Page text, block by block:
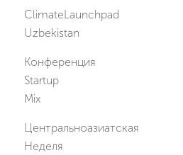
ClimateLaunchpad
Uzbekistan
Конференция
Startup
Mix
Центральноазиатская
Неделя